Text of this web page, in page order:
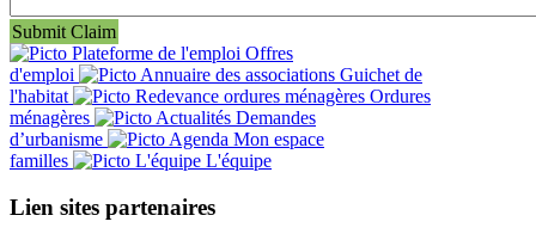
Submit Claim
Offres
d'emploi
Guichet de
l'habitat
Ordures
ménagères
Demandes
d’urbanisme
Mon espace
familles
L'équipe
Lien sites partenaires